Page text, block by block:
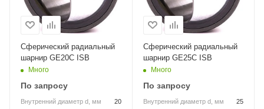
Сферический радиальный
шарнир GE20C ISB
Много
По запросу
Внутренний диаметр d, мм 20
Сферический радиальный
шарнир GE25C ISB
Много
По запросу
Внутренний диаметр d, мм 25